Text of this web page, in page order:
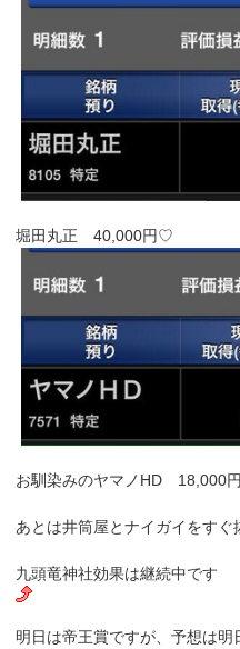
堀田丸正 40,000円♡
お馴染みのヤマノHD 18,000
あとは井筒屋とナイガイをす
九頭竜神社効果は継続中です
明日は帝王賞ですが、予想は明